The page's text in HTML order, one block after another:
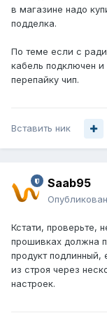
в магазине надо
подделка.
По теме если с
кабель подключен и
перепайку чип.
Вставить ник
Saab95
Кстати, проверьте,
прошивках должна
продукт подлинный,
из строя через
настроек.